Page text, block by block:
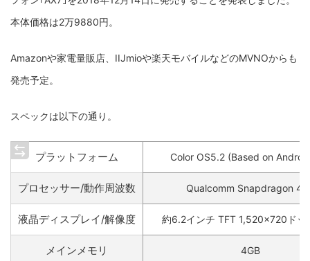
本体価格は2万9880円。
Amazonや家電量販店、IIJmioや楽天モバイルなどのMVNOからも
発売予定。
スペックは以下の通り。
プラットフォーム Color OS5.2 (Based on
プロセッサー/動作周波数 Qualcomm Snapdragon
液晶ディスプレイ/解像度 約6.2インチ TFT 1,520×720ドッ
メインメモリ 4GB